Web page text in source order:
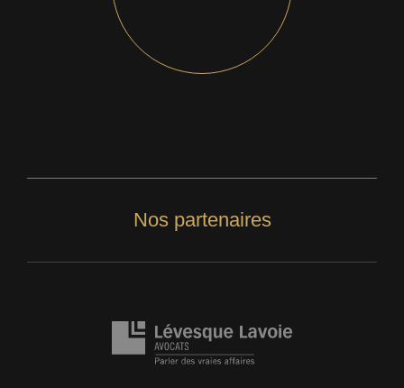
Nos partenaires